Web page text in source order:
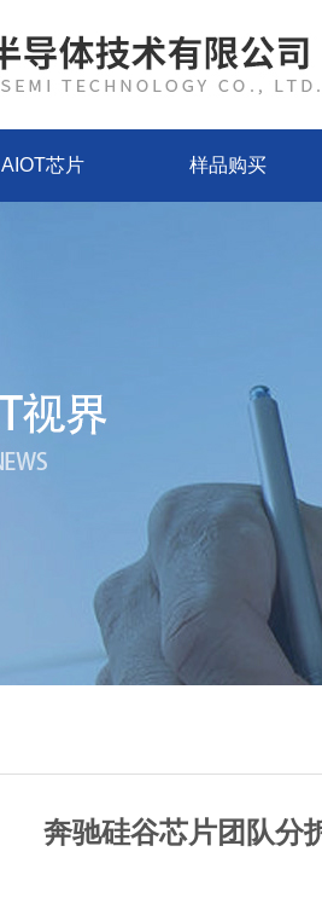
AIOT芯片 样品购买
奔驰硅谷芯片团队